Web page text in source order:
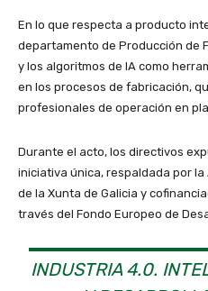
En lo que respecta a producto
departamento de Producción de
y los algoritmos de IA como
en los procesos de fabricación,
profesionales de operación en
Durante el acto, los directivos
iniciativa única, respaldada por
de la Xunta de Galicia y
través del Fondo Europeo de
INDUSTRIA 4.0.